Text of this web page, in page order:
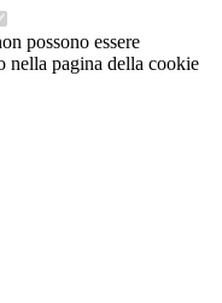
possono essere
nella pagina della cookie